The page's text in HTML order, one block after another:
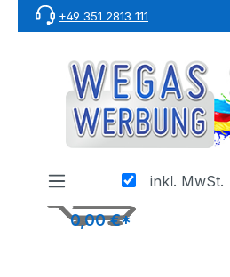
Zum Hauptinhalt springen
+49 351 2813 111
inkl. MwSt.
0,00 €*